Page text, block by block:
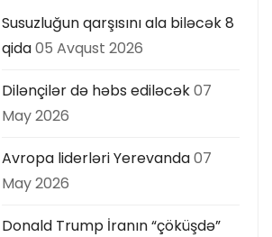
Susuzluğun qarşısını ala biləcək 8
qida05 Avqust 2026
Dilənçilər də həbs ediləcək07
May 2026
Avropa liderləri Yerevanda07
May 2026
Donald Trump İranın “çöküşdə”